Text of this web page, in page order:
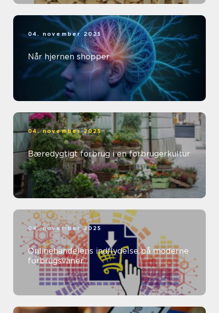
04. november 2025
Når hjernen shopper
04. november 2025
Bæredygtigt forbrug i en forbrugerkultur
04. november 2025
Onlinehandelens indflydelse på moderne
forbrugsvaner